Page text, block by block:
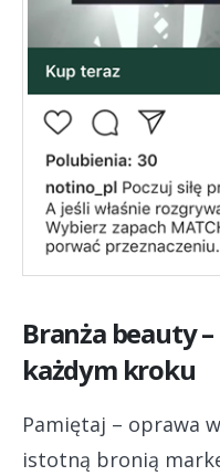
Branża beauty
każdym kroku
Pamiętaj – oprawa
istotną bronią